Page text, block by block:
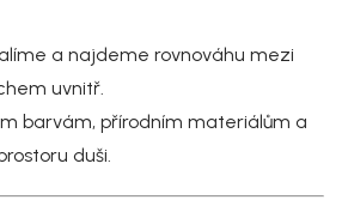
a najdeme rovnováhu mezi
uvnitř.
barvám, přírodním materiálům a
duši.